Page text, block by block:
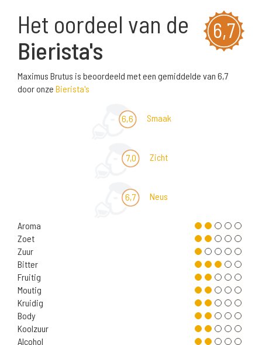
6,7
Het oordeel van de
Bierista's
Maximus Brutus is beoordeeld met een gemiddelde van 6,7
door onze Bierista's
6,6 Smaak
7,0 Zicht
6,7 Neus
Aroma
Zoet
Zuur
Bitter
Fruitig
Moutig
Kruidig
Body
Koolzuur
Alcohol